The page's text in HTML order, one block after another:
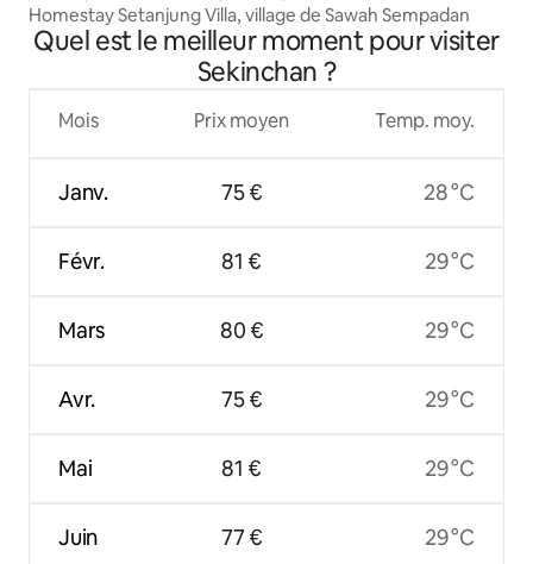
Homestay Setanjung Villa, village de Sawah Sempadan
Quel est le meilleur moment pour visiter
Sekinchan ?
Mois
Janv.
Févr.
Mars
Avr.
Mai
Juin
Prix moyen
75 €
81 €
80 €
75 €
81 €
77 €
Temp. moy.
28 °C
29 °C
29 °C
29 °C
29 °C
29 °C